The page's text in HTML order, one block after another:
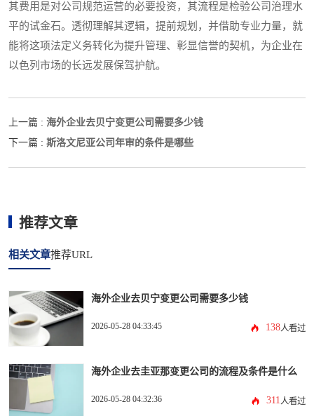
其费用是对公司规范运营的必要投资，其流程是检验公司治理水
平的试金石。透彻理解其逻辑，提前规划，并借助专业力量，就
能将这项法定义务转化为提升管理、彰显信誉的契机，为企业在
以色列市场的长远发展保驾护航。
上一篇 : 海外企业去贝宁变更公司需要多少钱
下一篇 : 斯洛文尼亚公司年审的条件是哪些
推荐文章
相关文章推荐URL
海外企业去贝宁变更公司需要多少钱
2026-05-28 04:33:45 138人看过
海外企业去圭亚那变更公司的流程及条件是什么
2026-05-28 04:32:36 311人看过